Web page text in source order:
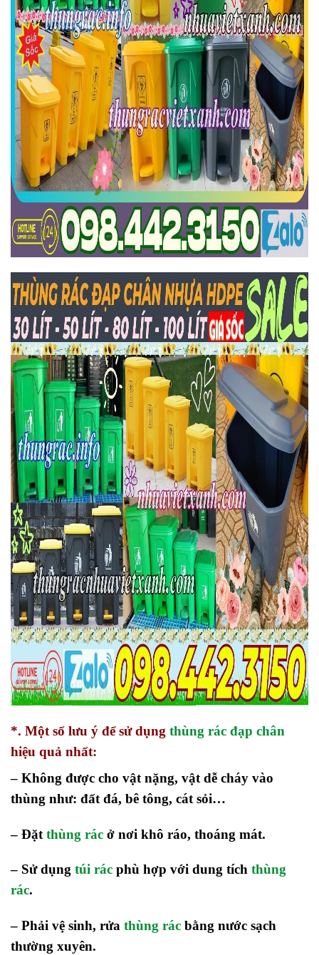
*. Một số lưu ý để sử dụng thùng rác đạp chân
hiệu quả nhất:
– Không được cho vật nặng, vật dễ cháy vào
thùng như: đất đá, bê tông, cát sỏi…
– Đặt thùng rác ở nơi khô ráo, thoáng mát.
– Sử dụng túi rác phù hợp với dung tích thùng
rác.
– Phải vệ sinh, rửa thùng rác bằng nước sạch
thường xuyên.